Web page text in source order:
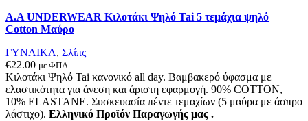
μπορούν
να
στη
σελίδα
του
προϊόντος
A.A UNDERWEAR Κιλοτάκι Ψηλό Tai 5 τεμάχια ψηλό
Cotton Μαύρο
ΓΥΝΑΙΚΑ, Σλίπς
€22.00 με ΦΠΑ
Κιλοτάκι Ψηλό Tai κανονικό all day. Βαμβακερό ύφασμα με
ελαστικότητα για άνεση και άριστη εφαρμογή. 90% COTTON,
10% ELASTANE. Συσκευασία πέντε τεμαχίων (5 μαύρα με άσπρο
λάστιχο). Ελληνικό Προϊόν Παραγωγής μας .